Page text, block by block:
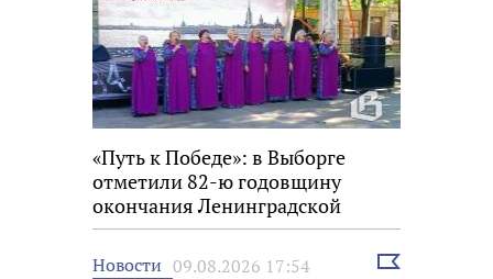
«Путь к Победе»: в Выборге
отметили 82-ю годовщину
окончания Ленинградской
битвы
Новости 09.08.2026 17:54
Выбрать